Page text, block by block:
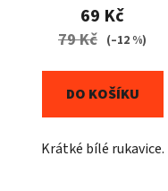
69 Kč
79 Kč (–12 %)
DO KOŠÍKU
Krátké bílé rukavice.